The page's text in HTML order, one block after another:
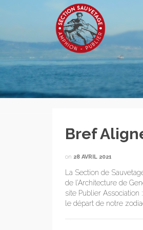
Bref
on 28 AVRIL 2021
La Section de
de l’Architecture de
site Publier Association :
le départ de notre